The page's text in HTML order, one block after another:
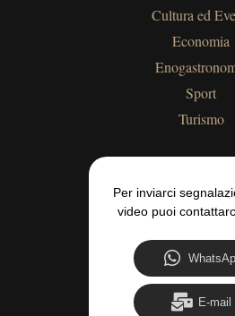
Cultura ed
Economia
Sport
Turismo
Per inviarci
video puoi
E-mail